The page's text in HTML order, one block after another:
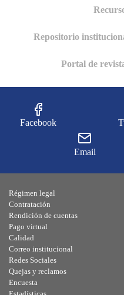
Repositorio
Portal de
Facebook
Email
Régimen legal
Contratación
Rendición de cuentas
Pago virtual
Calidad
Correo institucional
Redes Sociales
Quejas y reclamos
Encuesta